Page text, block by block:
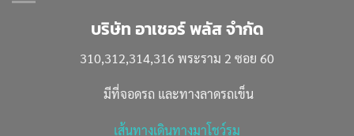
บริษัท อาเชอร์ พลัส จำกัด
310,312,314,316 พระราม 2 ซอย 60
มีที่จอดรถ และทางลาดรถเข็น
เส้นทางเดินทางมาโชว์รูม